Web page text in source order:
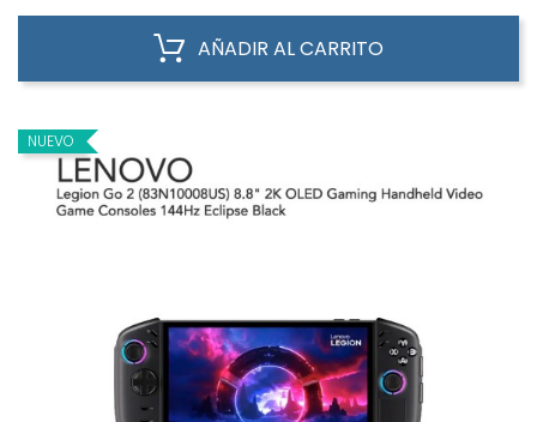
AÑADIR AL CARRITO
NUEVO